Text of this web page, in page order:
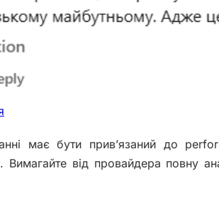
має бути прив’язаний до
Вимагайте від провайдера повну